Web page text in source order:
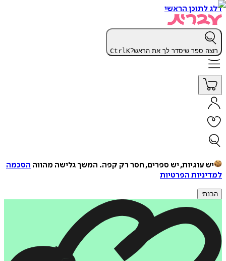
דלג לתוכן הראשי
רוצה ספר שיסדר לך את הראש? CtrlK
יש עוגיות, יש ספרים, חסר רק קפה. המשך גלישה מהווה הסכמה
למדיניות הפרטיות
הבנתי